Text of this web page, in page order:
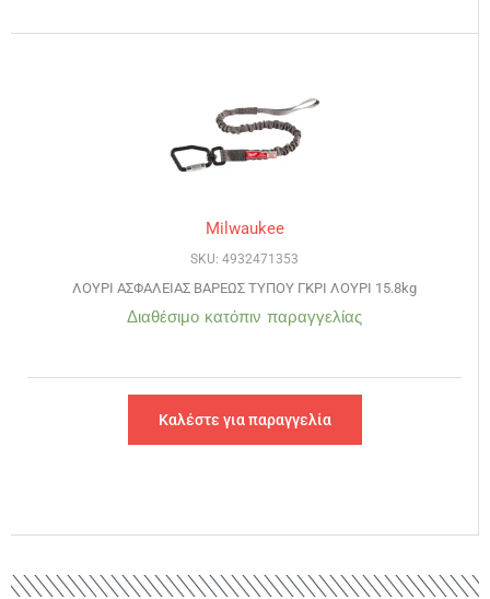
Milwaukee
SKU: 4932471353
ΛΟΥΡΙ ΑΣΦΑΛΕΙΑΣ ΒΑΡΕΩΣ ΤΥΠΟΥ ΓΚΡΙ ΛΟΥΡΙ 15.8kg
Διαθέσιμο κατόπιν παραγγελίας
Καλέστε για παραγγελία